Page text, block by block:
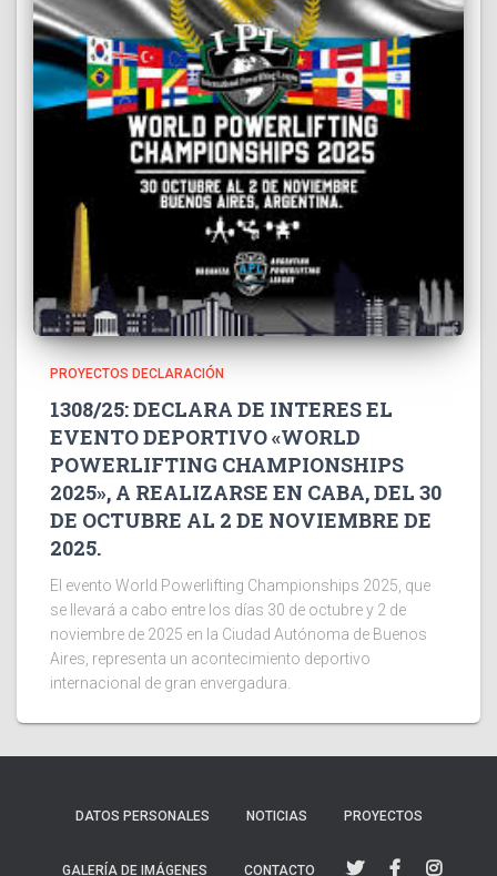
PROYECTOS DECLARACIÓN
1308/25: DECLARA DE INTERES EL
EVENTO DEPORTIVO «WORLD
POWERLIFTING CHAMPIONSHIPS
2025», A REALIZARSE EN CABA, DEL 30
DE OCTUBRE AL 2 DE NOVIEMBRE DE
2025.
El evento World Powerlifting Championships 2025, que
se llevará a cabo entre los días 30 de octubre y 2 de
noviembre de 2025 en la Ciudad Autónoma de Buenos
Aires, representa un acontecimiento deportivo
internacional de gran envergadura.
DATOS PERSONALES NOTICIAS PROYECTOS
GALERÍA DE IMÁGENES CONTACTO